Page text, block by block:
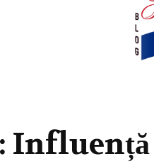
Influență